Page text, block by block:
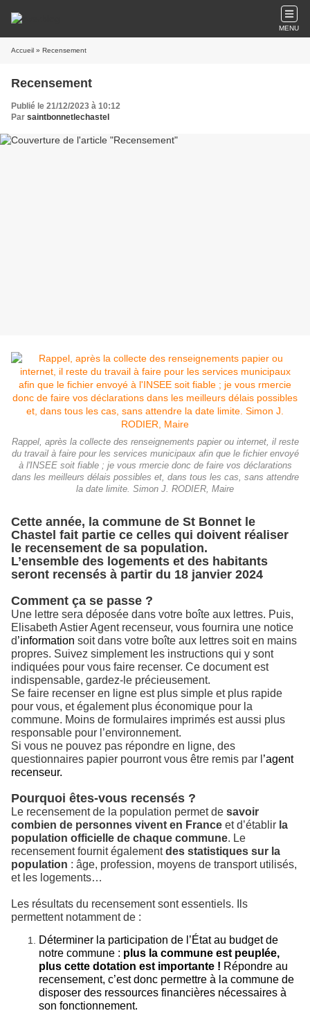
MENU
Accueil » Recensement
Recensement
Publié le 21/12/2023 à 10:12
Par saintbonnetlechastel
Rappel, après la collecte des renseignements papier ou internet, il reste
du travail à faire pour les services municipaux afin que le fichier envoyé
à l'INSEE soit fiable ; je vous rmercie donc de faire vos déclarations
dans les meilleurs délais possibles et, dans tous les cas, sans attendre
la date limite. Simon J. RODIER, Maire
Cette année, la commune de St Bonnet le
Chastel fait partie ce celles qui doivent réaliser
le recensement de sa population.
L’ensemble des logements et des habitants
seront recensés à partir du 18 janvier 2024
Comment ça se passe ?
Une lettre sera déposée dans votre boîte aux lettres. Puis,
Elisabeth Astier Agent recenseur, vous fournira une notice
d’information soit dans votre boîte aux lettres soit en mains
propres. Suivez simplement les instructions qui y sont
indiquées pour vous faire recenser. Ce document est
indispensable, gardez-le précieusement.
Se faire recenser en ligne est plus simple et plus rapide
pour vous, et également plus économique pour la
commune. Moins de formulaires imprimés est aussi plus
responsable pour l’environnement.
Si vous ne pouvez pas répondre en ligne, des
questionnaires papier pourront vous être remis par l ’agent
recenseur.
Pourquoi êtes-vous recensés ?
Le recensement de la population permet de savoir
combien de personnes vivent en France et d’établir la
population officielle de chaque commune. Le
recensement fournit égalementdes statistiques sur la
population : âge, profession, moyens de transport utilisés,
et les logements…
Les résultats du recensement sont essentiels. Ils
permettent notamment de :
Déterminer la participation de l’État au budget de
notre commune : plus la commune est peuplée,
plus cette dotation est importante ! Répondre au
recensement, c’est donc permettre à la commune de
disposer des ressources financières nécessaires à
son fonctionnement.